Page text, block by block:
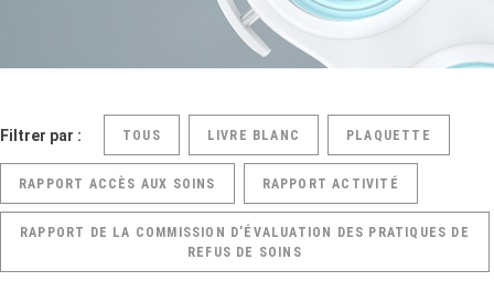
Filtrer par : TOUS LIVRE BLANC PLAQUETTE
RAPPORT ACCÈS AUX SOINS RAPPORT ACTIVITÉ
RAPPORT DE LA COMMISSION D’ÉVALUATION DES PRATIQUES DE
REFUS DE SOINS